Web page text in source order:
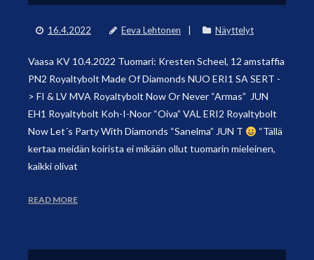
16.4.2022 Eeva Lehtonen Näyttelyt
Vaasa KV 10.4.2022 Tuomari: Kresten Scheel, 12 amstaffia
PN2 Royaltybolt Made Of Diamonds NUO ERI1 SA SERT -
> FI & LV MVA Royaltybolt Now Or Never “Armas” JUN
EH1 Royaltybolt Koh-I-Noor “Oiva” VAL ERI2 Royaltybolt
Now Let´s Party With Diamonds “Sanelma” JUN T
“Tällä
kertaa meidän koirista ei mikään ollut tuomarin mieleinen,
kaikki olivat
READ MORE